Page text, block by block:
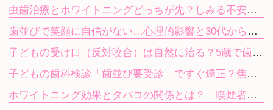
虫歯治療とホワイトニングどっちが先？しみる不安や期間の目安を解説
歯並びで笑顔に自信がない…心理的影響と30代から始める目立たない矯正
子どもの受け口（反対咬合）は自然に治る？5歳で歯科を受診する目安
子どもの歯科検診「歯並び要受診」ですぐ矯正？焦らず進む次のステップ
ホワイトニング効果とタバコの関係とは？ 喫煙者が知っておきたい注意点